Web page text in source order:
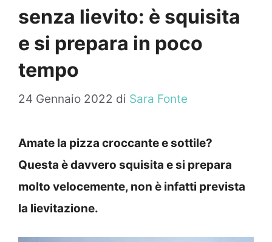
senza lievito: è squisita
e si prepara in poco
tempo
24 Gennaio 2022 di Sara Fonte
Amate la pizza croccante e sottile?
Questa è davvero squisita e si prepara
molto velocemente, non è infatti prevista
la lievitazione.